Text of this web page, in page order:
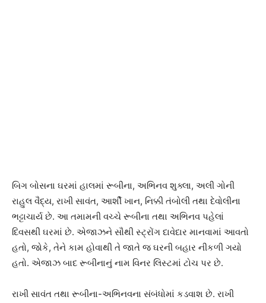
બિગ બોસના ઘરમાં હાલમાં રૂબીના, અભિનવ શુક્લા, અલી ગોની
રાહુલ વૈદ્ય, રાખી સાવંત, આર્શી ખાન, નિક્કી તંબોલી તથા દેવોલીના
ભટ્ટાચાર્ય છે. આ તમામની વચ્ચે રૂબીના તથા અભિનવ પહેલાં
દિવસથી ઘરમાં છે. એજાઝને સૌથી સ્ટ્રોંગ દાવેદાર માનવામાં આવતો
હતો, જોકે, તેને કામ હોવાથી તે જાતે જ ઘરની બહાર નીકળી ગયો
હતો. એજાઝ બાદ રૂબીનાનું નામ વિનર લિસ્ટમાં ટોચ પર છે.
રાખી સાવંત તથા રૂબીના-અભિનવના સંબંધોમાં કડવાશ છે. રાખી